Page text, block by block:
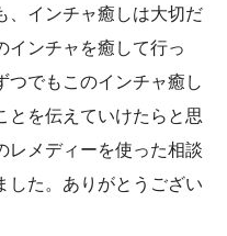
、インチャ癒しは大切だ
インチャを癒して行っ
つでもこのインチャ癒し
とを伝えていけたらと思
レメディーを使った相談
した。ありがとうござい